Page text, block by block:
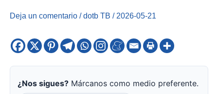
Deja un comentario /dotb TB / 2026-05-21
¿Nos sigues? Márcanos como medio preferente.